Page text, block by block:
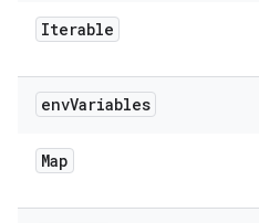
Iterable
envVariables
Map